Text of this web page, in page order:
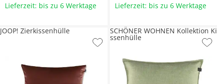
Lieferzeit: bis zu 6 Werktage Lieferzeit: bis zu 6 Werktage
JOOP! Zierkissenhülle SCHÖNER WOHNEN Kollektion Ki
ssenhülle